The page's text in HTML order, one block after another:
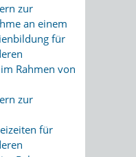
zur
an einem
für
Rahmen von
zur
für